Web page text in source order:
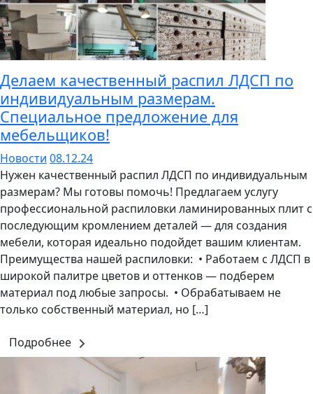
Делаем качественный распил ЛДСП по
индивидуальным размерам.
Специальное предложение для
мебельщиков!
Новости 08.12.24
Нужен качественный распил ЛДСП по индивидуальным
размерам? Мы готовы помочь! Предлагаем услугу
профессиональной распиловки ламинированных плит с
последующим кромлением деталей — для создания
мебели, которая идеально подойдет вашим клиентам.
Преимущества нашей распиловки: • Работаем с ЛДСП в
широкой палитре цветов и оттенков — подберем
материал под любые запросы. • Обрабатываем не
только собственный материал, но […]
Подробнее